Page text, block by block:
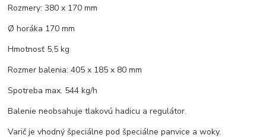
Rozmery: 380 x 170 mm
Ø horáka 170 mm
Hmotnosť 5,5 kg
Rozmer balenia: 405 x 185 x 80 mm
Spotreba max. 544 kg/h
Balenie neobsahuje tlakovú hadicu a regulátor.
Varič je vhodný špeciálne pod špeciálne panvice a woky.